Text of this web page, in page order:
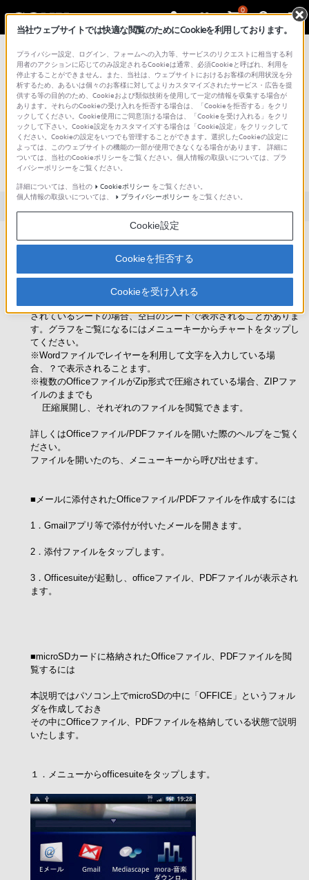
0
総合サポート・お問い合わせ
文書番号 : S1505017000576 / 最終更新日 : 2025/03/11
Microsoft Officeのファイル（Word、
Excel、Powerpoint）を見ることは可能
ですか？
※閲覧しているファイルの加筆修正はできません。
※Excelは起動時シート1表示されます。シート1がグラフだけ配置
されているシートの場合、空白のシートで表示されることがありま
す。グラフをご覧になるにはメニューキーからチャートをタップし
てください。
※Wordファイルでレイヤーを利用して文字を入力している場
合、？で表示されることます。
※複数のOfficeファイルがZip形式で圧縮されている場合、ZIPファ
イルのままでも
圧縮展開し、それぞれのファイルを閲覧できます。
詳しくはOfficeファイル/PDFファイルを開いた際のヘルプをご覧く
ださい。
ファイルを開いたのち、メニューキーから呼び出せます。
■メールに添付されたOfficeファイル/PDFファイルを作成するには
1．Gmailアプリ等で添付が付いたメールを開きます。
2．添付ファイルをタップします。
3．Officesuiteが起動し、officeファイル、PDFファイルが表示され
ます。
■microSDカードに格納されたOfficeファイル、PDFファイルを閲
覧するには
本説明ではパソコン上でmicroSDの中に「OFFICE」というフォル
ダを作成しておき
その中にOfficeファイル、PDFファイルを格納している状態で説明
いたします。
１．メニューからofficesuiteをタップします。
当社ウェブサイトでは快適な閲覧のためにCookieを利用しております。
プライバシー設定、ログイン、フォームへの入力等、サービスのリクエストに相当する利
用者のアクションに応じてのみ設定されるCookieは通常、必須Cookieと呼ばれ、利用を
停止することができません。また、当社は、ウェブサイトにおけるお客様の利用状況を分
析するため、あるいは個々のお客様に対してよりカスタマイズされたサービス・広告を提
供する等の目的のため、Cookieおよび類似技術を使用して一定の情報を収集する場合が
あります。それらのCookieの受け入れを拒否する場合は、「Cookieを拒否する」をクリ
ックしてください。Cookie使用にご同意頂ける場合は、「Cookieを受け入れる」をクリ
ックして下さい。Cookie設定をカスタマイズする場合は「Cookie設定」をクリックして
ください。Cookieの設定をいつでも管理することができます。選択したCookieの設定に
よっては、このウェブサイトの機能の一部が使用できなくなる場合があります。 詳細に
ついては、当社のCookieポリシーをご覧ください。個人情報の取扱いについては、プラ
イバシーポリシーをご覧ください。
詳細については、当社の
Cookieポリシー をご覧ください。
個人情報の取扱いについては、
プライバシーポリシー をご覧ください。
Cookie設定
Cookieを拒否する
Cookieを受け入れる